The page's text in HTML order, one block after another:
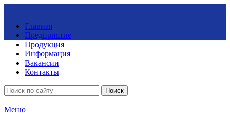
Главная
Предприятие
Продукция
Информация
Вакансии
Контакты
Поиск
Меню